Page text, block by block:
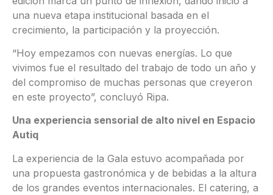
una nueva etapa institucional basada en el
crecimiento, la participación y la proyección.
“Hoy empezamos con nuevas energías. Lo que
vivimos fue el resultado del trabajo de todo un año y
del compromiso de muchas personas que creyeron
en este proyecto”, concluyó Ripa.
Una experiencia sensorial de alto nivel en Espacio
Autiq
La experiencia de la Gala estuvo acompañada por
una propuesta gastronómica y de bebidas a la altura
de los grandes eventos internacionales. El catering, a